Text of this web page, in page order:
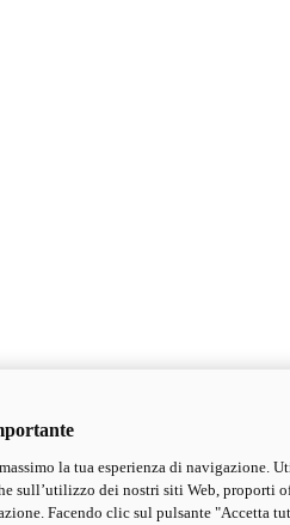
la tua esperienza di navigazione.
sull’utilizzo dei nostri siti Web, proporti
Facendo clic sul pulsante "Accetta